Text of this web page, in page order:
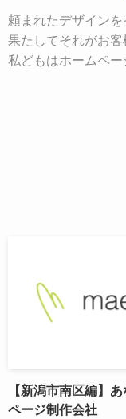
頼まれたデザイン
果たしてそれがお
私どもはホームペー
【新潟市南区編】
ページ制作会社